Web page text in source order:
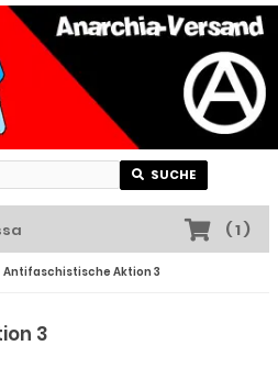
SUCHE
(1)
Antifaschistische Aktion 3
3